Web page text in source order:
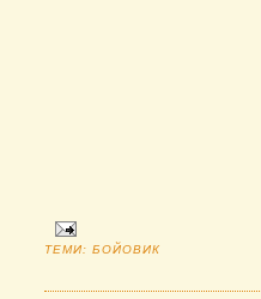
ТЕМИ:БОЙОВИК